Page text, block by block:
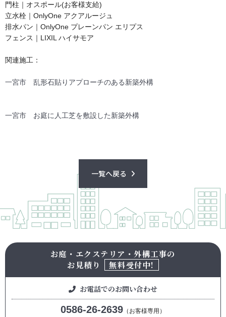
門柱｜オスポール(お客様支給)
立水栓｜OnlyOne アクアルージュ
排水パン｜OnlyOne プレーンパン エリプス
フェンス｜LIXIL ハイサモア
関連施工：
一宮市 乱形石貼りアプローチのある新築外構
一宮市 お庭に人工芝を敷設した新築外構
一覧へ戻る
お庭・エクステリア・外構工事の
お見積り
無料受付中!
お電話でのお問い合わせ
0586-26-2639 （お客様専用）